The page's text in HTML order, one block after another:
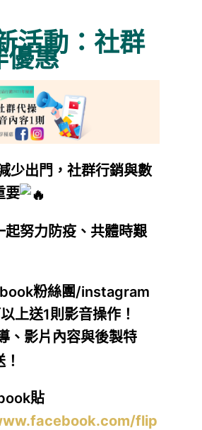
活動：社群
優惠
少出門，社群行銷與數
要
起努力防疫、共體時艱
粉絲團/instagram
上送1則影音操作！
、影片內容與後製特
貼
flip